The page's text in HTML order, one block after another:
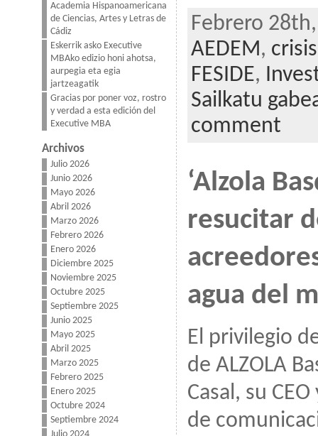
Academia Hispanoamericana
de Ciencias, Artes y Letras de
Cádiz
Eskerrik asko Executive
MBAko edizio honi ahotsa,
aurpegia eta egia
jartzeagatik
Gracias por poner voz, rostro
y verdad a esta edición del
Executive MBA
Archivos
Julio 2026
Junio 2026
Mayo 2026
Abril 2026
Marzo 2026
Febrero 2026
Enero 2026
Diciembre 2025
Noviembre 2025
Octubre 2025
Septiembre 2025
Junio 2025
Mayo 2025
Abril 2025
Marzo 2025
Febrero 2025
Enero 2025
Octubre 2024
Septiembre 2024
Febrero
AEDEM,
FESIDE,
Sailkatu
comment
‘Alzola
resucitar
agua del
El privilegio
de ALZOLA
Casal, su
de